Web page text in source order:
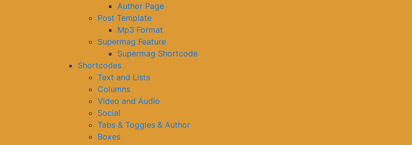
Author Page
Post Template
Mp3 Format
Supermag Feature
Supermag Shortcode
Shortcodes
Text and Lists
Columns
Video and Audio
Social
Tabs & Toggles & Author
Boxes